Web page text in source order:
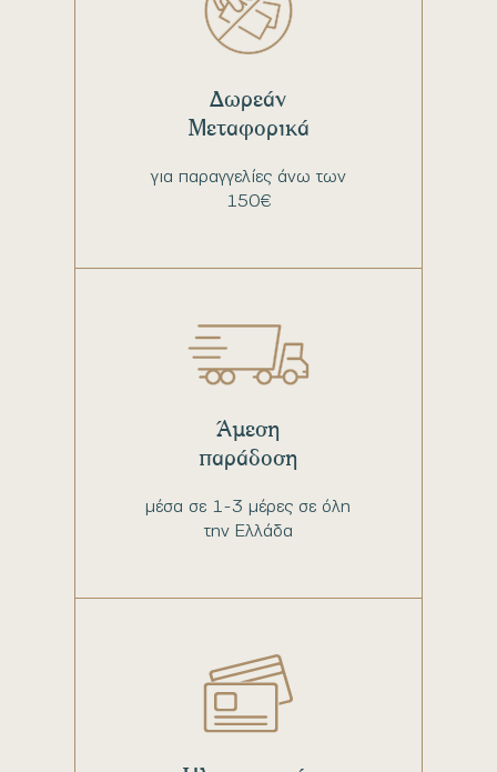
για παραγγελίες άνω των
150€
Δωρεάν
Μεταφορικά
μέσα σε 1-3 μέρες σε όλη
την Ελλάδα
Άμεση
παράδοση